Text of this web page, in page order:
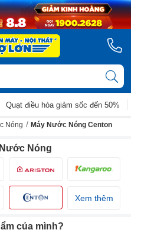
Quạt điều hòa giảm sốc đến 50%
Nóng / Máy Nước Nóng Centon
Nóng
Xem thêm
của mình?